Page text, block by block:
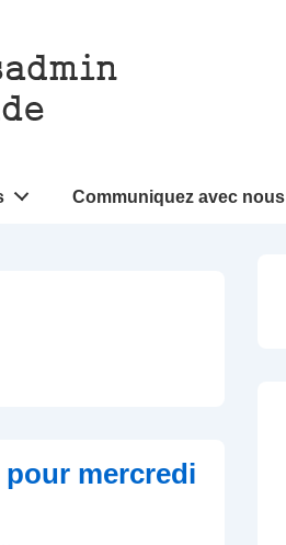
Communiquez avec nous
mercredi